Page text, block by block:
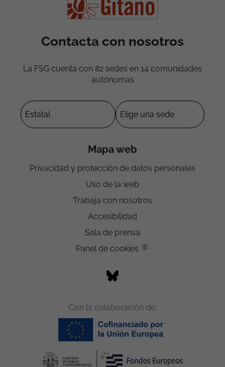
Contacta con nosotros
La FSG cuenta con 82 sedes en 14 comunidades
autónomas
Mapa web
Privacidad y protección de datos personales
Uso de la web
Trabaja con nosotros
Accesibilidad
Sala de prensa
Panel de cookies
5
Con la colaboración de: